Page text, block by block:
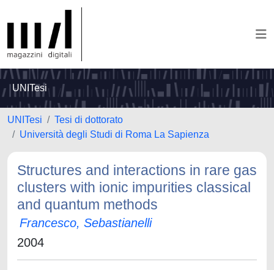
UNITesi
UNITesi
Tesi di dottorato
Università degli Studi di Roma La Sapienza
Structures and interactions in rare gas
clusters with ionic impurities classical
and quantum methods
Francesco, Sebastianelli
2004